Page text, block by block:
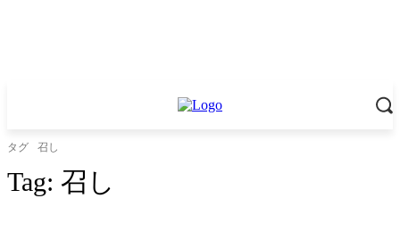
タグ 召し
Tag: 召し